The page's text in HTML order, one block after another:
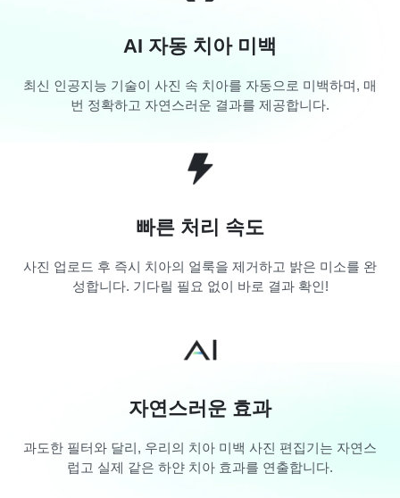
AI 자동 치아 미백
최신 인공지능 기술이 사진 속 치아를 자동으로 미백하며, 매
번 정확하고 자연스러운 결과를 제공합니다.
빠른 처리 속도
사진 업로드 후 즉시 치아의 얼룩을 제거하고 밝은 미소를 완
성합니다. 기다릴 필요 없이 바로 결과 확인!
자연스러운 효과
과도한 필터와 달리, 우리의 치아 미백 사진 편집기는 자연스
럽고 실제 같은 하얀 치아 효과를 연출합니다.